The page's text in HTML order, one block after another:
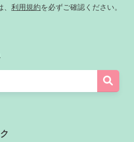
利用規約を必ずご確認ください。